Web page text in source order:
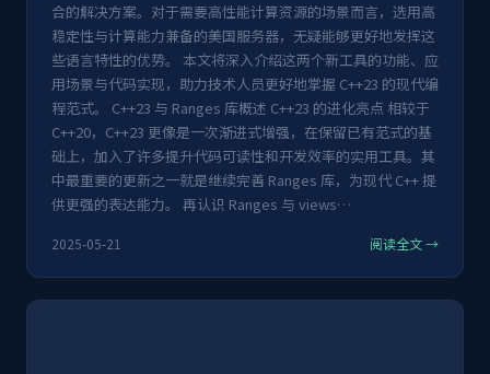
合的解决方案。对于需要高性能计算资源的场景而言，选用高
稳定性与计算能力兼备的美国服务器，无疑能够更好地发挥这
些语言特性的优势。 本文将深入介绍这两个新工具的功能、应
用场景与代码实现，助力技术人员更好地掌握 C++23 的现代编
程范式。 C++23 与 Ranges 库概述 C++23 的进化亮点 相较于
C++20，C++23 更像是一次渐进式增强，在保留已有范式的基
础上，加入了许多提升代码可读性和开发效率的实用工具。其
中最重要的更新之一就是继续完善 Ranges 库，为现代 C++ 提
供更强的表达能力。 再认识 Ranges 与 views…
2025-05-21 阅读全文 →